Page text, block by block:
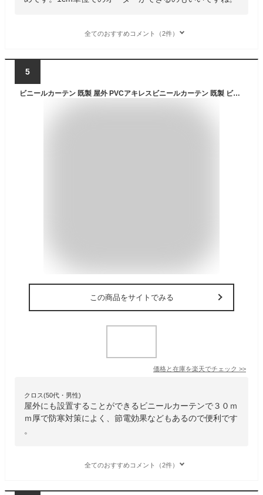
全てのおすすめコメント（2件）
5
ビニールカーテン 既製 屋外 PVCアキレスビニールカーテン 既製 ビニールシート TT31 幅176cm×丈250cm 30mm厚 既製 透過性抜群 コロナウィルス対策 仕切り 会社 事務所 店舗 デッキ ガレージ ベランダ 吹き抜け 部屋の間仕切 節電 防虫対策 日本製 C-F-1
この商品をサイトでみる
価格と在庫を楽天でチェック >>
クロス(50代・男性)
屋外にも設置することができるビニールカーテンで３０ｍ
ｍ厚で防寒対策によく、節電効果などもあるので便利です
。
全てのおすすめコメント（2件）